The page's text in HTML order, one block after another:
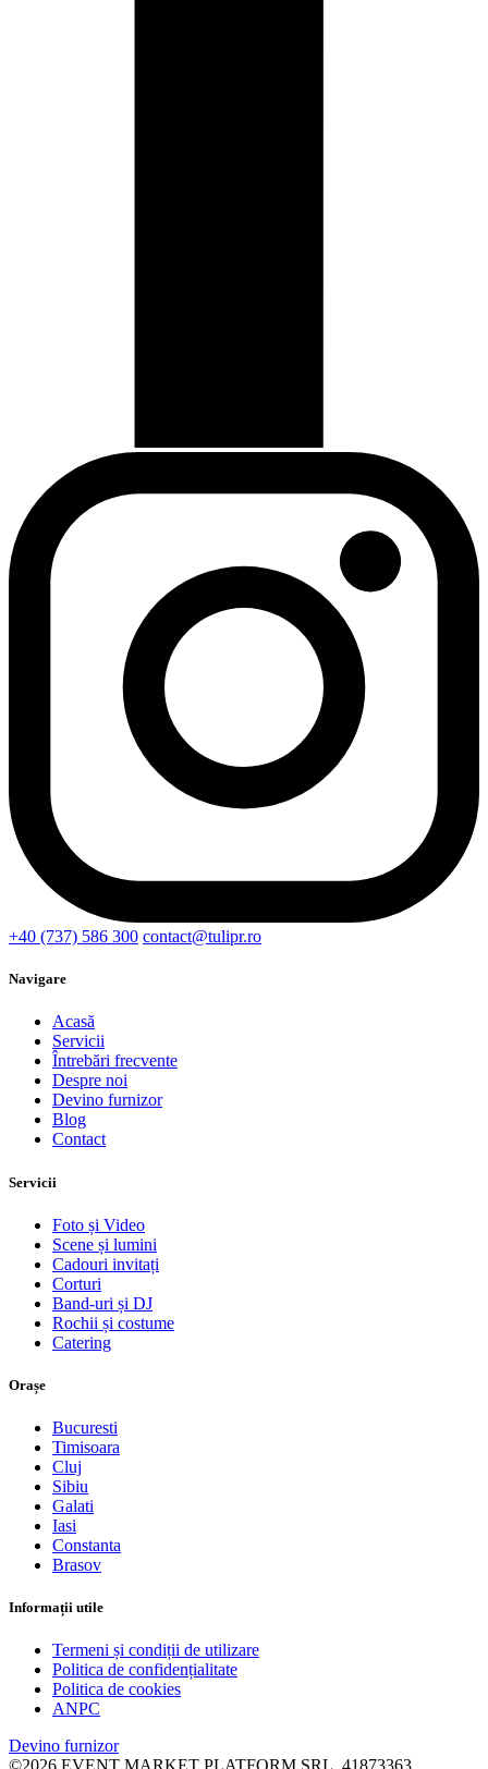
+40 (737) 586 300 contact@tulipr.ro
Navigare
Acasă
Servicii
Întrebări frecvente
Despre noi
Devino furnizor
Blog
Contact
Servicii
Foto și Video
Scene și lumini
Cadouri invitați
Corturi
Band-uri și DJ
Rochii și costume
Catering
Orașe
Bucuresti
Timisoara
Cluj
Sibiu
Galati
Iasi
Constanta
Brasov
Informații utile
Termeni și condiții de utilizare
Politica de confidențialitate
Politica de cookies
ANPC
Devino furnizor